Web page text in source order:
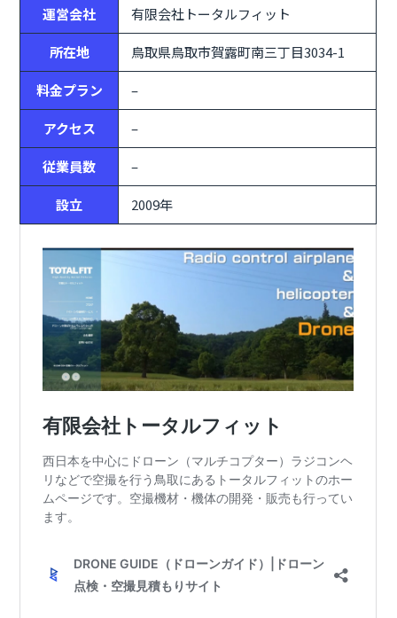
運営会社 有限会社トータルフィット
所在地 鳥取県鳥取市賀露町南三丁目3034-1
料金プラン –
アクセス –
従業員数 –
設立 2009年